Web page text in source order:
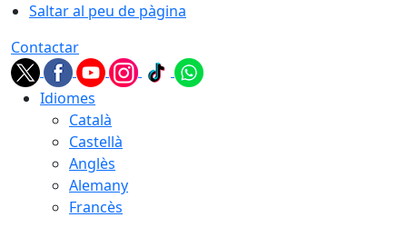
Saltar al peu de pàgina
Contactar
Idiomes
Català
Castellà
Anglès
Alemany
Francès